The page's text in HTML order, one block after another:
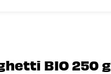
BIO 250 g